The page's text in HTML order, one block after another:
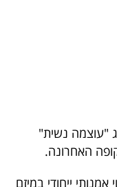
"עוצמה נשית"
האחרונה.
ייחודי במיזם